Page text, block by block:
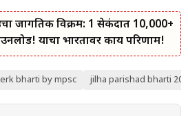
जागतिक विक्रम: 1 सेकंदात 10,000+
याचा भारतावर काय परिणाम!
bharti by mpsc jilha parishad bharti